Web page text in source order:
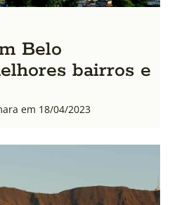
Belo
bairros e
em 18/04/2023